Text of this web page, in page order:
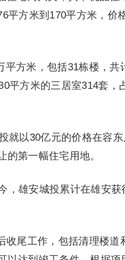
平方米到170平方米，价
平方米，包括31栋楼，
平方米的三居室314套
就以30亿元的价格在容
的第一幅住宅用地。
，雄安城投累计在雄安
收尾工作，包括清理楼